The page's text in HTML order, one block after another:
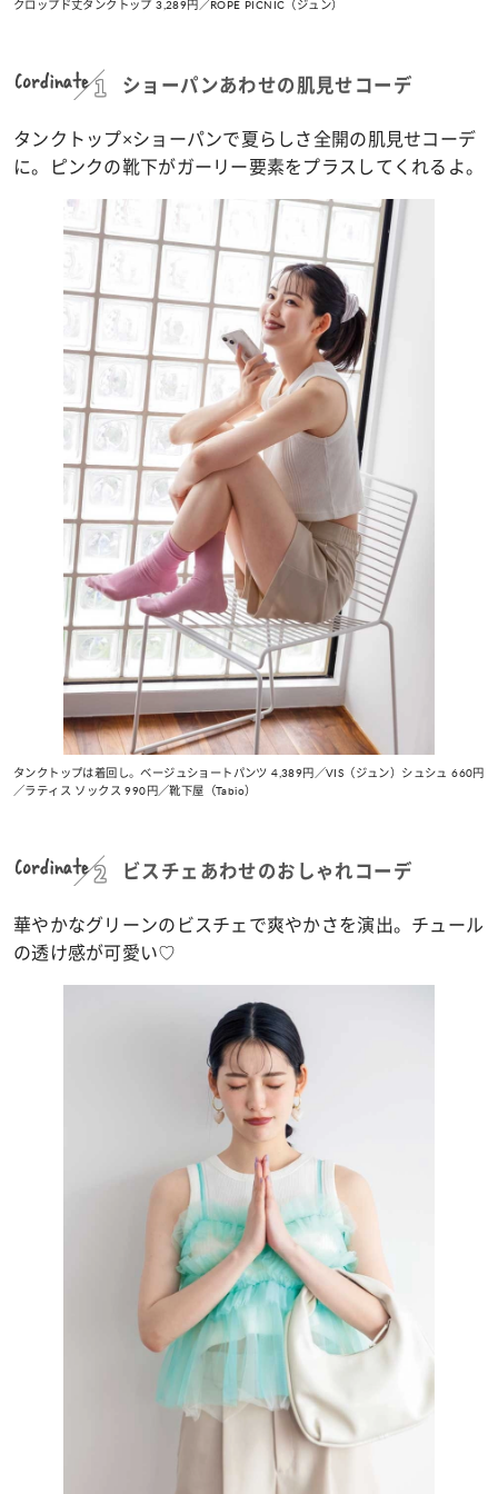
クロップド丈タンクトップ 3,289円／ROPÉ PICNIC（ジュン）
Cordinate ショーパンあわせの肌見せコーデ
タンクトップ×ショーパンで夏らしさ全開の肌見せコーデ
に。ピンクの靴下がガーリー要素をプラスしてくれるよ。
タンクトップは着回し。ベージュショートパンツ 4,389円／VIS（ジュン）シュシュ 660円
／ラティス ソックス 990円／靴下屋（Tabio）
Cordinate ビスチェあわせのおしゃれコーデ
華やかなグリーンのビスチェで爽やかさを演出。チュール
の透け感が可愛い♡